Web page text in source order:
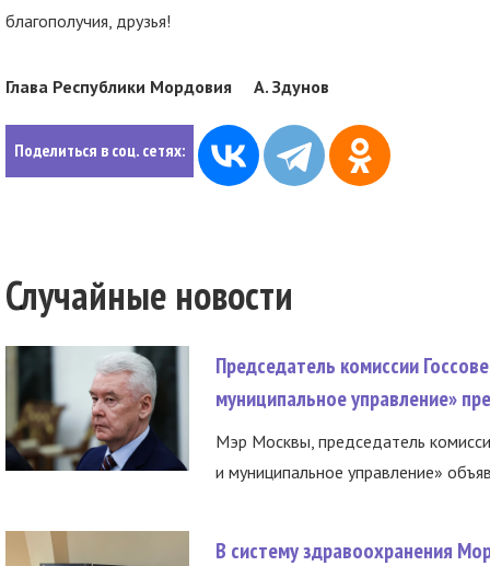
благополучия, друзья!
Глава Республики Мордовия А. Здунов
Поделиться в соц. сетях:
Случайные новости
Председатель комиссии
муниципальное управление»
Мэр Москвы, председатель
и муниципальное управление»
В систему здравоохранения